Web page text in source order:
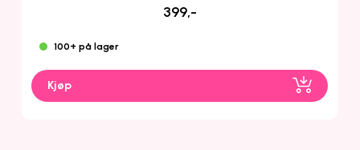
399,-
100+ på lager
Kjøp